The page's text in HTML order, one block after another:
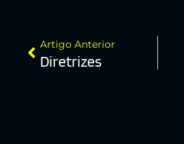
Artigo Anterior
Diretrizes